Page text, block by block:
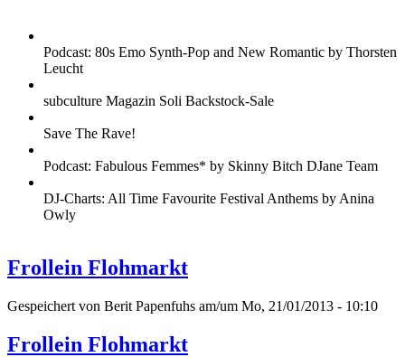
Podcast: 80s Emo Synth-Pop and New Romantic by Thorsten
Leucht
subculture Magazin Soli Backstock-Sale
Save The Rave!
Podcast: Fabulous Femmes* by Skinny Bitch DJane Team
DJ-Charts: All Time Favourite Festival Anthems by Anina
Owly
Frollein Flohmarkt
Gespeichert von Berit Papenfuhs am/um Mo, 21/01/2013 - 10:10
Frollein Flohmarkt